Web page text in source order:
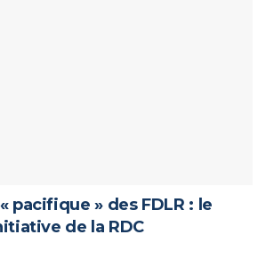
pacifique » des FDLR : le
de la RDC